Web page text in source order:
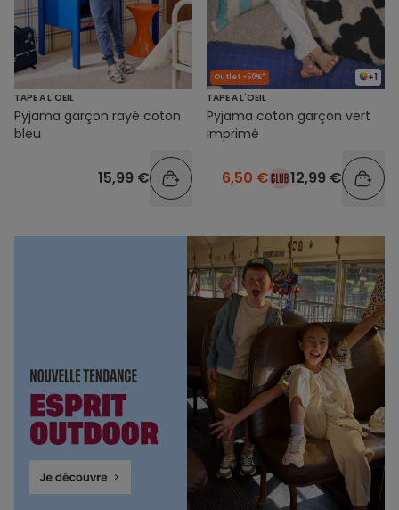
TAPE A L'OEIL
Pyjama garçon rayé coton
bleu
15,99 €
+1
Outlet -50%*
TAPE A L'OEIL
Pyjama coton garçon vert
imprimé
6,50 € 12,99 €